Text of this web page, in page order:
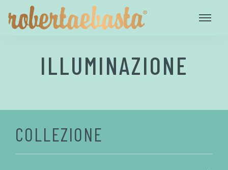
ILLUMINAZIONE
COLLEZIONE